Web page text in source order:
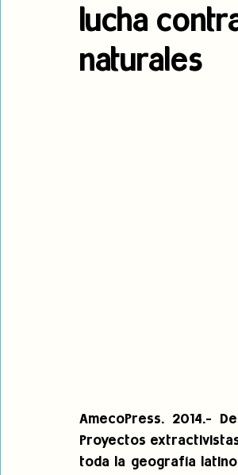
Pronunciamientos
lucha
naturales
AmecoPress. 2014.-
Proyectos
toda la geografía